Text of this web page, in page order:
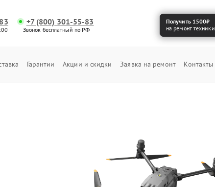
+7 (800) 301-55-83
Звонок бесплатный по РФ
Получить 1500₽
на ремонт техники
Гарантии Акции и скидки Заявка на ремонт Контакты